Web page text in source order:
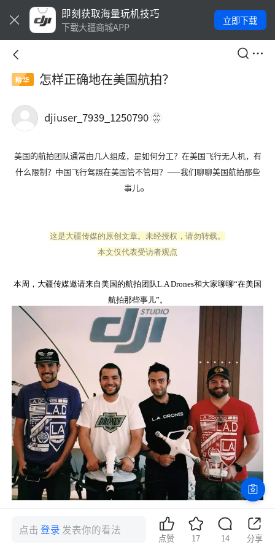
即刻获取海量玩机技巧
下载大疆商城APP
立即下载
精华 怎样正确地在美国航拍？
djiuser_7939_1250790
美国的航拍团队通常由几人组成，是如何分工？在美国飞行无人机，有
什么限制？中国飞行驾照在美国管不管用？——我们聊聊美国航拍那些
事儿。
这是大疆传媒的原创文章。未经授权，请勿转载。
本文仅代表受访者观点
本周，大疆传媒邀请来自美国的航拍团队L.A Drones和大家聊聊“在美国
航拍那些事儿”。
点击登录 发表你的看法
点赞 17 14 分享